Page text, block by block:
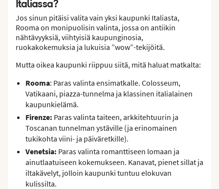
Italiassa?
Jos sinun pitäisi valita vain yksi kaupunki Italiasta,
Rooma on monipuolisin valinta, jossa on antiikin
nähtävyyksiä, viihtyisiä kaupunginosia,
ruokakokemuksia ja lukuisia ”wow”-tekijöitä.
Mutta oikea kaupunki riippuu siitä, mitä haluat matkalta:
Rooma: Paras valinta ensimatkalle. Colosseum,
Vatikaani, piazza-tunnelma ja klassinen italialainen
kaupunkielämä.
Firenze: Paras valinta taiteen, arkkitehtuurin ja
Toscanan tunnelman ystäville (ja erinomainen
tukikohta viini- ja päiväretkille).
Venetsia: Paras valinta romanttiseen lomaan ja
ainutlaatuiseen kokemukseen. Kanavat, pienet sillat ja
iltakävelyt, jolloin kaupunki tuntuu elokuvan
kulissilta.